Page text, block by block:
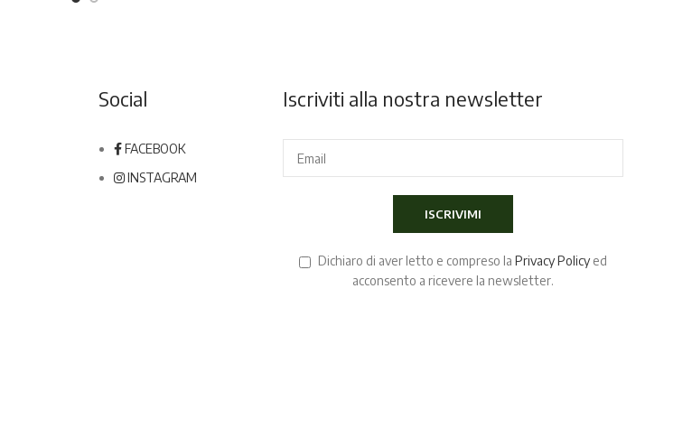
Social
FACEBOOK
INSTAGRAM
Iscriviti alla nostra newsletter
Dichiaro di aver letto e compreso la Privacy Policyed
acconsento a ricevere la newsletter.